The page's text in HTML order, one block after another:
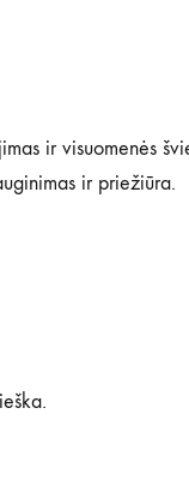
ir visuomenės
ir priežiūra.